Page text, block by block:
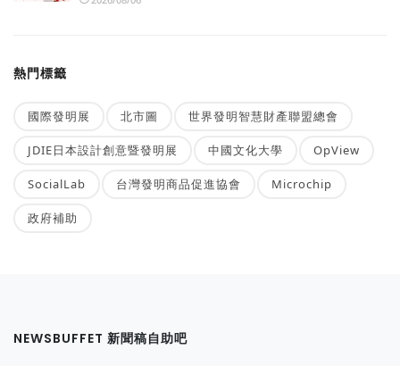
熱門標籤
國際發明展 北市圖 世界發明智慧財產聯盟總會
JDIE日本設計創意暨發明展 中國文化大學 OpView
SocialLab 台灣發明商品促進協會 Microchip
政府補助
NEWSBUFFET 新聞稿自助吧